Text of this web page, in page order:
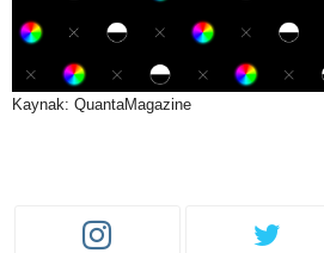
Kaynak: QuantaMagazine